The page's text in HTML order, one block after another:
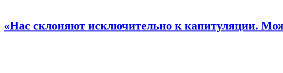
«Нас склоняют исключительно к капитуляции.